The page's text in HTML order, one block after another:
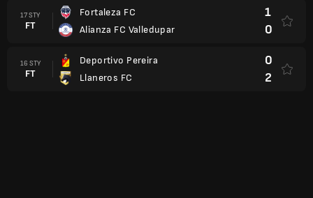
17 STY
FT
Fortaleza FC
Alianza FC Valledupar
1
0
16 STY
FT
Deportivo Pereira
Llaneros FC
0
2